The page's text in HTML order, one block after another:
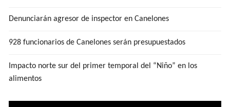
Denunciarán agresor de inspector en Canelones
928 funcionarios de Canelones serán presupuestados
Impacto norte sur del primer temporal del “Niño” en los
alimentos